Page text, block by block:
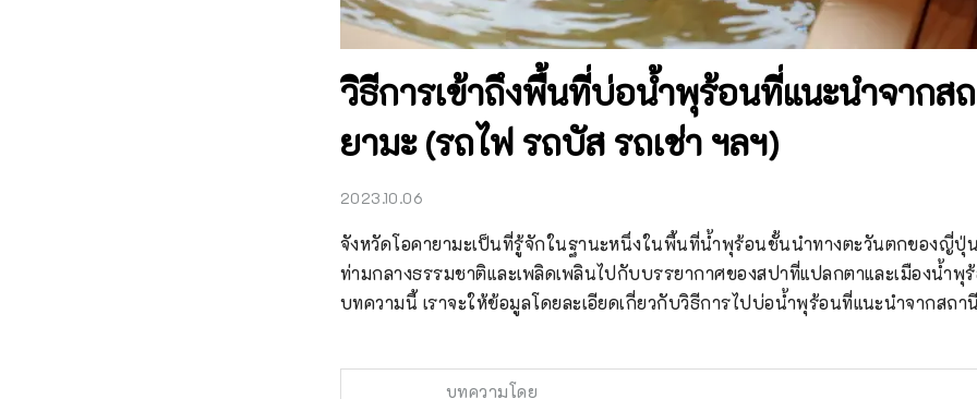
วิธีการเข้าถึงพื้นที่บ่อน้ำพุร้อนที่แนะนำจากส
ยามะ (รถไฟ รถบัส รถเช่า ฯลฯ)
2023.10.06
จังหวัดโอคายามะเป็นที่รู้จักในฐานะหนึ่งในพื้นที่น้ำพุร้อนชั้นนำทางตะวันตกของญี่ปุ่
ท่ามกลางธรรมชาติและเพลิดเพลินไปกับบรรยากาศของสปาที่แปลกตาและเมืองน้ำพุ
บทความนี้ เราจะให้ข้อมูลโดยละเอียดเกี่ยวกับวิธีการไปบ่อน้ำพุร้อนที่แนะนำจากสถา
บทความโดย